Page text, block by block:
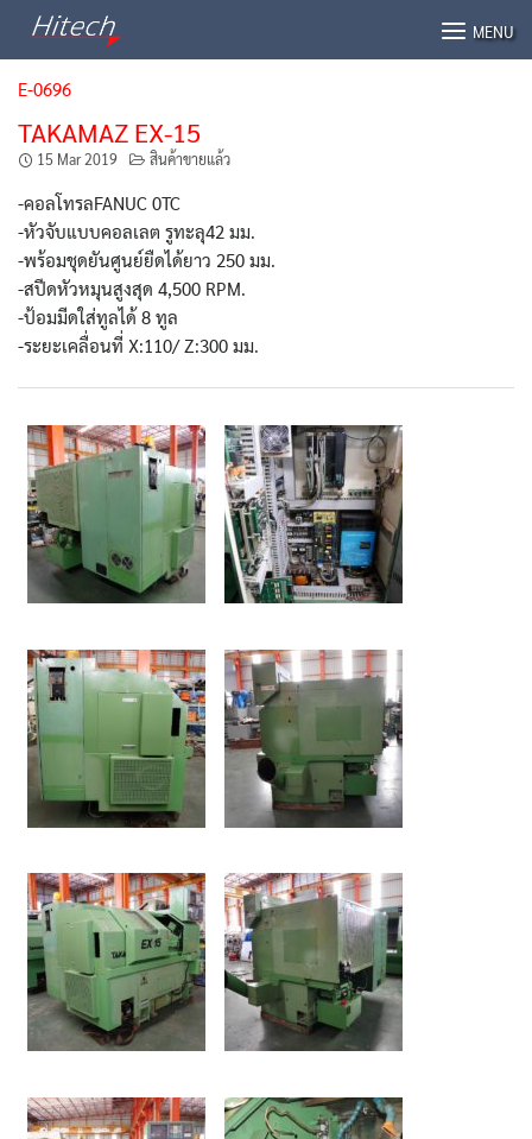
MENU
E-0696
TAKAMAZ EX-15
15 Mar 2019 สินค้าขายแล้ว
-คอลโทรลFANUC 0TC
-หัวจับแบบคอลเลต รูทะลุ42 มม.
-พร้อมชุดยันศูนย์ยืดได้ยาว 250 มม.
-สปีดหัวหมุนสูงสุด 4,500 RPM.
-ป้อมมีดใส่ทูลได้ 8 ทูล
-ระยะเคลื่อนที่ X:110/ Z:300 มม.